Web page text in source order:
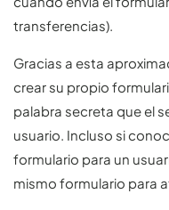
transferencias).
Gracias a esta
crear su propio
palabra secreta que el
usuario. Incluso si
formulario para un
mismo formulario para